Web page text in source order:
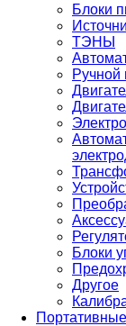
Блоки
ТЭНЫ
Ручной
Блоки
Другое